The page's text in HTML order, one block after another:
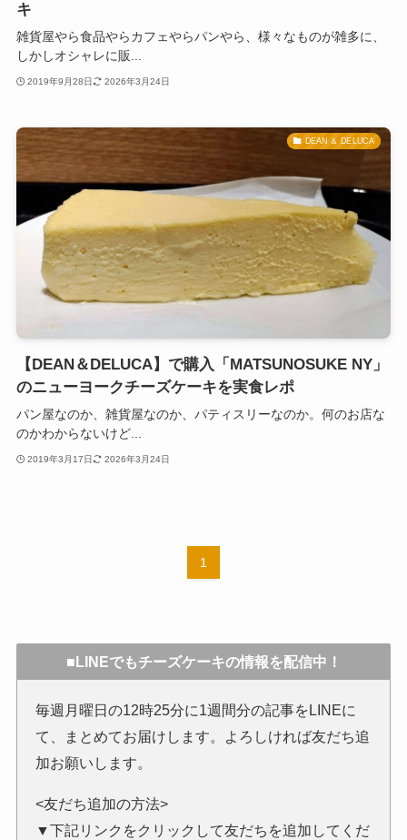
キ
雑貨屋やら食品やらカフェやらパンやら、様々なものが雑多に、
しかしオシャレに販...
2019年9月28日 2026年3月24日
DEAN ＆ DELUCA
【DEAN＆DELUCA】で購入「MATSUNOSUKE NY」
のニューヨークチーズケーキを実食レポ
パン屋なのか、雑貨屋なのか、パティスリーなのか。何のお店な
のかわからないけど...
2019年3月17日 2026年3月24日
1
■LINEでもチーズケーキの情報を配信中！
毎週月曜日の12時25分に1週間分の記事をLINEに
て、まとめてお届けします。よろしければ友だち追
加お願いします。
<友だち追加の方法>
▼下記リンクをクリックして友だちを追加してくだ